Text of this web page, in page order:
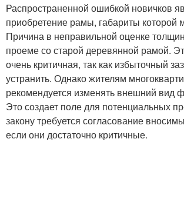
Распространенной ошибкой новичков
приобретение рамы, габариты которой
Причина в неправильной оценке
проеме со старой деревянной рамой.
очень критичная, так как избыточный
устранить. Однако жителям
рекомендуется изменять внешний вид
Это создает поле для потенциальных
закону требуется согласование
если они достаточно критичные.